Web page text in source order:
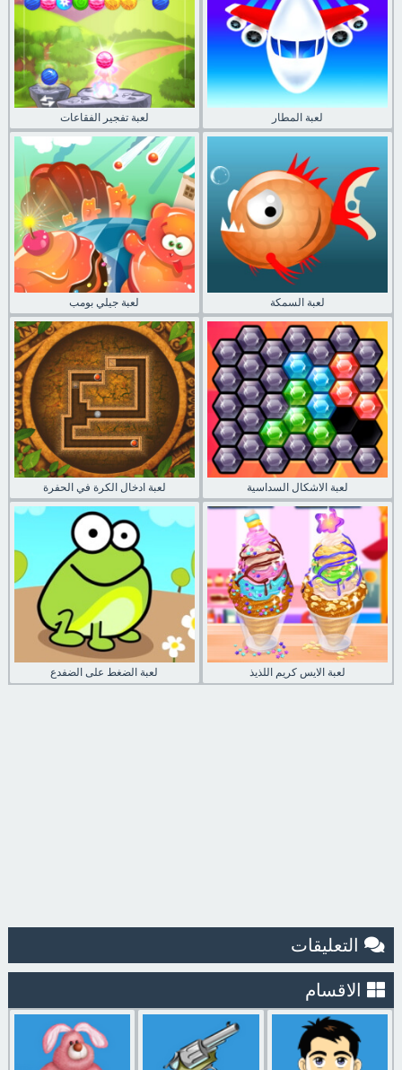
لعبة تفجير الفقاعات لعبة المطار
لعبة جيلي بومب لعبة السمكة
لعبة ادخال الكرة في الحفرة لعبة الاشكال السداسية
لعبة الضغط على الضفدع لعبة الايس كريم اللذيذ
التعليقات
الاقسام